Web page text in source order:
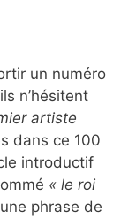
un numéro
n’hésitent
artiste
dans ce 100
introductif
« le roi
phrase de